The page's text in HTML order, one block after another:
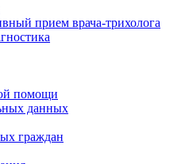
прием врача-трихолога
помощи
данных
граждан